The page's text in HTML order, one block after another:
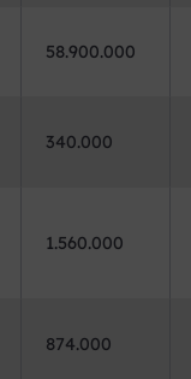
58.900.000
340.000
1.560.000
874.000